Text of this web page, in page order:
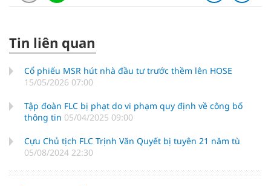
Tin liên quan
Cổ phiếu MSR hút nhà đầu tư trước thềm lên HOSE
15/05/2026 07:00
Tập đoàn FLC bị phạt do vi phạm quy định về công bố
thông tin 05/04/2025 09:00
Cựu Chủ tịch FLC Trịnh Văn Quyết bị tuyên 21 năm tù
05/08/2024 22:30